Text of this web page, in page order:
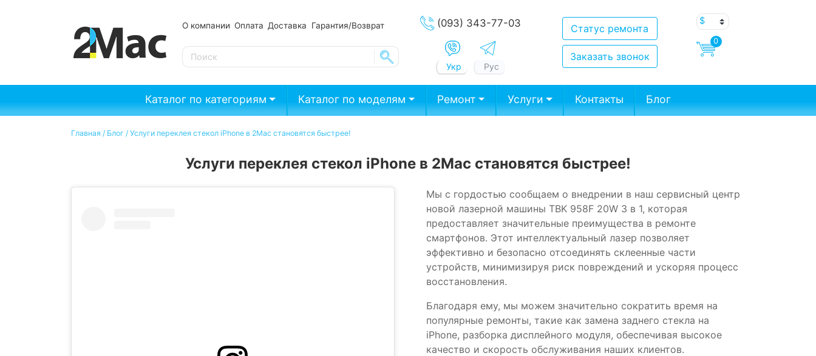
О компании Оплата Доставка Гарантия/Возврат
SE
(093) 343-77-03
Укр Рус
Статус ремонта
Заказать звонок
0
Каталог по категориям Каталог по моделям Ремонт Услуги Контакты Блог
Главная / Блог / Услуги переклея стекол iPhone в 2Mac становятся быстрее!
Услуги переклея стекол iPhone в 2Mac становятся быстрее!
Мы с гордостью сообщаем о внедрении в наш сервисный центр
новой лазерной машины TBK 958F 20W 3 в 1, которая
предоставляет значительные преимущества в ремонте
смартфонов. Этот интеллектуальный лазер позволяет
эффективно и безопасно отсоединять склеенные части
устройств, минимизируя риск повреждений и ускоряя процесс
восстановления.
Благодаря ему, мы можем значительно сократить время на
популярные ремонты, такие как замена заднего стекла на
iPhone, разборка дисплейного модуля, обеспечивая высокое
качество и скорость обслуживания наших клиентов.